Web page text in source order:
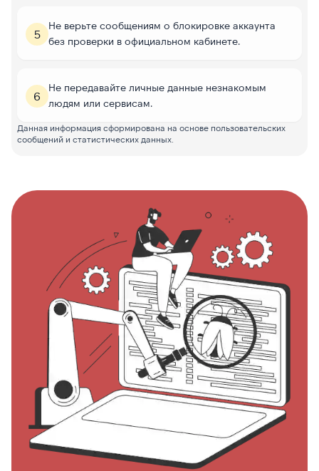
5
Не верьте сообщениям о блокировке аккаунта
без проверки в официальном кабинете.
6
Не передавайте личные данные незнакомым
людям или сервисам.
Данная информация сформирована на основе пользовательских
сообщений и статистических данных.